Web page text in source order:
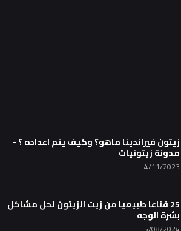
زيتون فيراندينا ماهو؟ وكيف يتم اعداده ؟ -
مدونة زيتونيات
4/11/2023
25 قناعا طبيعيا من زيت الزيتون لحل مشاكل
بشرة الوجه